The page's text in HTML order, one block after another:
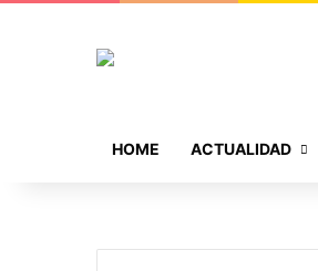
HOME ACTUALIDAD